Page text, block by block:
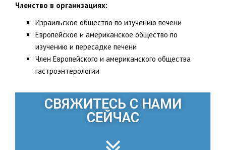
Членство в организациях:
Израильское общество по изучению печени
Европейское и американское общество по
изучению и пересадке печени
Член Европейского и американского общества
гастроэнтерологии
СВЯЖИТЕСЬ С НАМИ
СЕЙЧАС